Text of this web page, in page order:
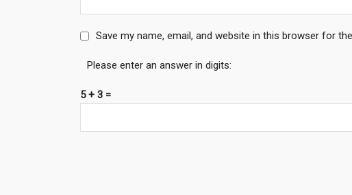
Save my name, email, and website in this browser for
Please enter an answer in digits:
5 + 3 =